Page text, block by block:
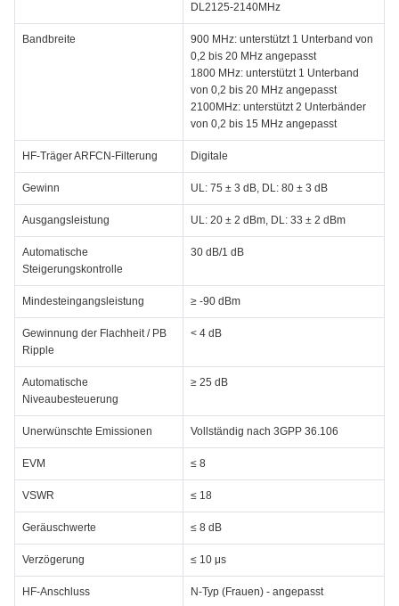
DL2125-2140MHz
Bandbreite
900 MHz: unterstützt 1 Unterband von
0,2 bis 20 MHz angepasst
1800 MHz: unterstützt 1 Unterband
von 0,2 bis 20 MHz angepasst
2100MHz: unterstützt 2 Unterbänder
von 0,2 bis 15 MHz angepasst
HF-Träger ARFCN-Filterung Digitale
Gewinn UL: 75 ± 3 dB, DL: 80 ± 3 dB
Ausgangsleistung UL: 20 ± 2 dBm, DL: 33 ± 2 dBm
Automatische
Steigerungskontrolle
30 dB/1 dB
Mindesteingangsleistung ≥ -90 dBm
Gewinnung der Flachheit / PB
Ripple
< 4 dB
Automatische
Niveaubesteuerung
≥ 25 dB
Unerwünschte Emissionen Vollständig nach 3GPP 36.106
EVM ≤ 8
VSWR ≤ 18
Geräuschwerte ≤ 8 dB
Verzögerung ≤ 10 μs
HF-Anschluss N-Typ (Frauen) - angepasst